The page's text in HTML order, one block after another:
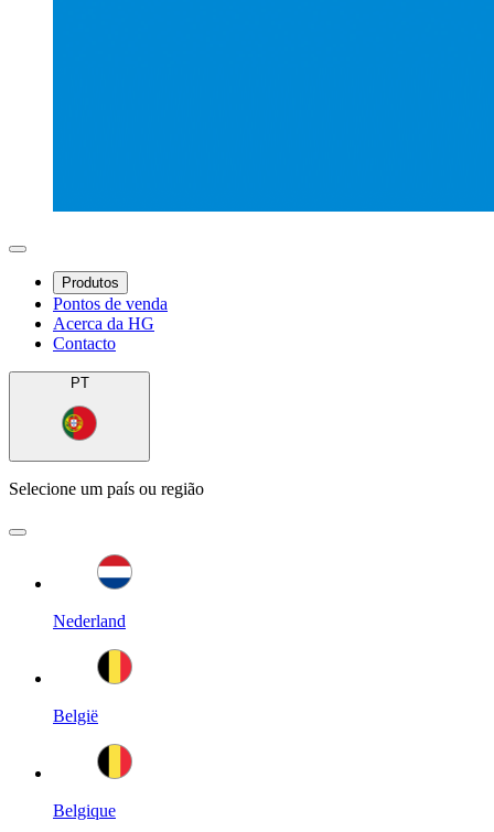
Produtos
Pontos de venda
Acerca da HG
Contacto
PT
Selecione um país ou região
Nederland
België
Belgique